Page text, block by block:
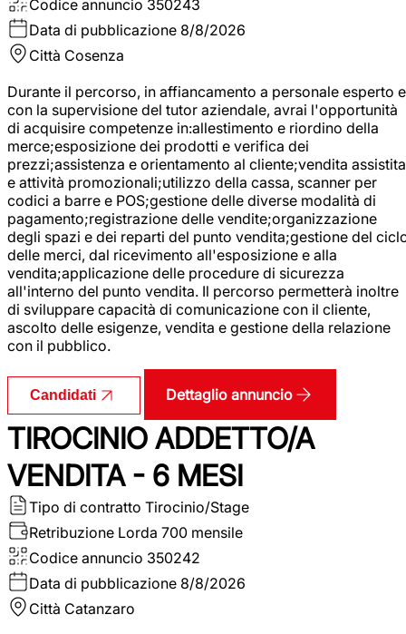
Codice annuncio 350243
Data di pubblicazione 8/8/2026
Città Cosenza
Durante il percorso, in affiancamento a personale esperto e
con la supervisione del tutor aziendale, avrai l'opportunità
di acquisire competenze in:allestimento e riordino della
merce;esposizione dei prodotti e verifica dei
prezzi;assistenza e orientamento al cliente;vendita assistita
e attività promozionali;utilizzo della cassa, scanner per
codici a barre e POS;gestione delle diverse modalità di
pagamento;registrazione delle vendite;organizzazione
degli spazi e dei reparti del punto vendita;gestione del
delle merci, dal ricevimento all'esposizione e alla
vendita;applicazione delle procedure di sicurezza
all'interno del punto vendita. Il percorso permetterà inoltre
di sviluppare capacità di comunicazione con il cliente,
ascolto delle esigenze, vendita e gestione della relazione
con il pubblico.
Candidati Dettaglio annuncio
TIROCINIO ADDETTO/A
VENDITA - 6 MESI
Tipo di contratto Tirocinio/Stage
Retribuzione Lorda 700 mensile
Codice annuncio 350242
Data di pubblicazione 8/8/2026
Città Catanzaro